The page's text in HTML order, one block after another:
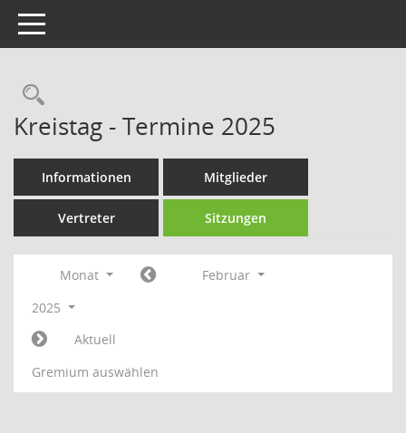
Toggle navigation
Rechercheauswahl
Kreistag - Termine 2025
Informationen Mitglieder
Vertreter Sitzungen
Monat
Februar
2025
Aktuell
Gremium auswählen